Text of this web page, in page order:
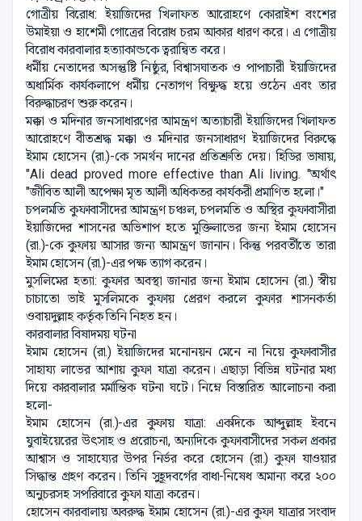
গোত্রীয় বিরোধ: ইয়াজিদের খিলাফত আরোহণে কোরাইশ বংশের
উমাইয়া ও হাশেমী গোত্রের বিরোধ চরম আকার ধারণ করে। এ গোত্রীয়
বিরোধ কারবালার হত্যাকান্ডকে ত্বরান্বিত করে।
ধর্মীয় নেতাদের অসন্তুষ্টি নিষ্ঠুর, বিশ্বাসঘাতক ও পাপাচারী ইয়াজিদের
অধার্মিক কার্যকলাপে ধর্মীয় নেতাগণ বিক্ষুদ্ধ হয়ে ওঠেন এবং তার
বিরুদ্ধাচরণ শুরু করেন।
মক্কা ও মদিনার জনসাধারণের আমন্ত্রণ অত্যাচারী ইয়াজিদের খিলাফত
আরোহণে বীতশ্রদ্ধ মক্কা ও মদিনার জনসাধারণ ইয়াজিদের বিরুদ্ধে
ইমাম হোসেন (রা.)-কে সমর্থন দানের প্রতিশ্রুতি দেয়। হিডির ভাষায়,
"Ali dead proved more effective than Ali living. "অর্থাৎ
"জীবিত আলী অপেক্ষা মৃত আলী অধিকতর কার্যকরী প্রমাণিত হলো।"
চপলমতি কুফাবাসীদের আমন্ত্রণ চঞ্চল, চপলমতি ও অস্থির কুফাবাসীরা
ইয়াজিদের শাসনের অভিশাপ হতে মুক্তিলাভের জন্য ইমাম হোসেন
(রা.)-কে কুফায় আসার জন্য আমন্ত্রণ জানান। কিন্তু পরবর্তীতে তারা
ইমাম হোসেন (রা.)-এর পক্ষ ত্যাগ করেন।
মুসলিমের হত্যা: কুফার অবস্থা জানার জন্য ইমাম হোসেন (রা.) স্বীয়
চাচাতো ভাই মুসলিমকে কুফায় প্রেরণ করলে কুফার শাসনকর্তা
ওবায়দুল্লাহ কর্তৃক তিনি নিহত হন।
কারবালার বিষাদময় ঘটনা
ইমাম হোসেন (রা.) ইয়াজিদের মনোনয়ন মেনে না নিয়ে কুফাবাসীর
সাহায্য লাভের আশায় কুফা যাত্রা করেন। এছাড়া বিভিন্ন ঘটনার মধ্য
দিয়ে কারবালার মর্মান্তিক ঘটনা ঘটে। নিম্নে বিস্তারিত আলোচনা করা
হলো-
ইমাম হোসেন (রা.)-এর কুফায় যাত্রা: একদিকে আব্দুল্লাহ ইবনে
যুবাইয়েরের উৎসাহ ও প্ররোচনা, অন্যদিকে কুফাবাসীদের সকল প্রকার
আশ্বাস ও সাহায্যের উপর নির্ভর করে হোসেন (রা.) কুফা যাওয়ার
সিদ্ধান্ত গ্রহণ করেন। তিনি সুহূদবর্গের বাধা-নিষেধ অমান্য করে ২০০
অনুচরসহ সপরিবারে কুফা যাত্রা করেন।
হোসেন কারবালায় অবরুদ্ধ ইমাম হোসেন (রা.)-এর কুফা যাত্রার সংবাদ